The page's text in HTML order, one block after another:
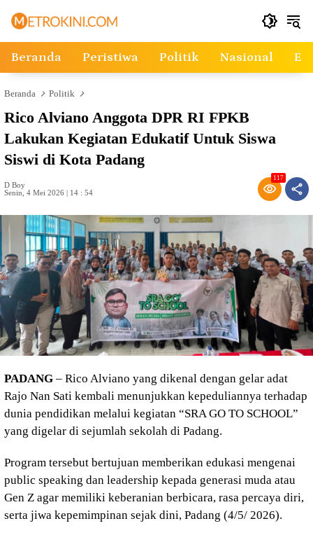
Beranda Peristiwa Politik Nasional
Beranda Politik
Rico Alviano Anggota DPR RI FPKB
Lakukan Kegiatan Edukatif Untuk Siswa
Siswi di Kota Padang
D Boy
Senin, 4 Mei 2026 | 14 : 54
117
PADANG – Rico Alviano yang dikenal dengan gelar adat
Rajo Nan Sati kembali menunjukkan kepeduliannya terhadap
dunia pendidikan melalui kegiatan “SRA GO TO SCHOOL”
yang digelar di sejumlah sekolah di Padang.
Program tersebut bertujuan memberikan edukasi mengenai
public speaking dan leadership kepada generasi muda atau
Gen Z agar memiliki keberanian berbicara, rasa percaya diri,
serta jiwa kepemimpinan sejak dini, Padang (4/5/ 2026).